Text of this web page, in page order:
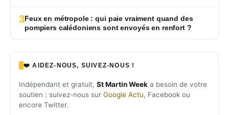
3Feux en métropole : qui paie vraiment quand des
pompiers calédoniens sont envoyés en renfort ?
❤️ AIDEZ-NOUS, SUIVEZ-NOUS !
Indépendant et gratuit, St Martin Week a besoin de votre
soutien : suivez-nous sur Google Actu, Facebook ou
encore Twitter.